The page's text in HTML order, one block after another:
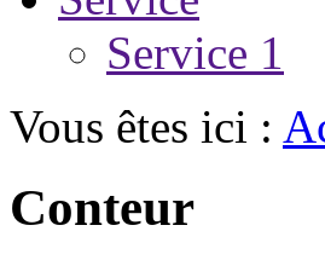
Service 1
Vous êtes ici :
Conteur